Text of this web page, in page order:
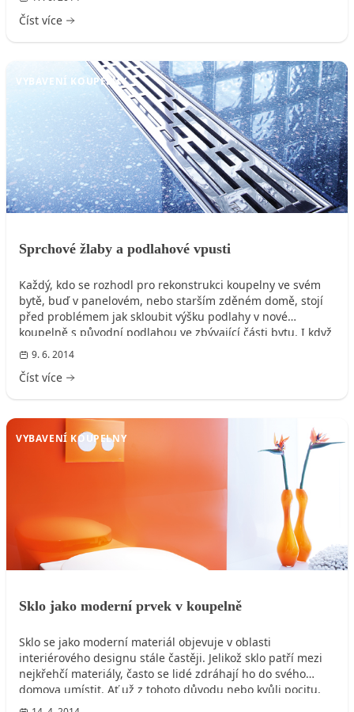
Číst více
VYBAVENÍ KOUPELNY
Sprchové žlaby a podlahové vpusti
Každý, kdo se rozhodl pro rekonstrukci koupelny ve svém
bytě, buď v panelovém, nebo starším zděném domě, stojí
před problémem jak skloubit výšku podlahy v nové
koupelně s původní podlahou ve zbývající části bytu. I když
by chtěl do své nové koupelny moderní bezbariérový
sprchový kout, je většinou kvůli nízké konstrukční výšce
podlahy nucen zvolit kompromis ve formě sprchové
výškou sifonů na českém trhu.
9. 6. 2014
Číst více
VYBAVENÍ KOUPELNY
Sklo jako moderní prvek v koupelně
Sklo se jako moderní materiál objevuje v oblasti
interiérového designu stále častěji. Jelikož sklo patří mezi
nejkřehčí materiály, často se lidé zdráhají ho do svého
domova umístit. Ať už z tohoto důvodu nebo kvůli pocitu,
že na skle zůstávají kapky vody. Tyto předsudky již v dnešní